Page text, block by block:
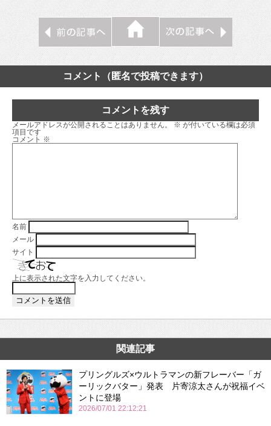
コメント（匿名で投稿できます）
コメントを残す
メールアドレスが公開されることはありません。 ※ が付いている欄は必須
項目です
コメント ※
名前
メール
サイト
上に表示された文字を入力してください。
関連記事
プリングルズ×ウルトラマンの新フレーバー「ガ
ーリックバター」発表 片寄涼太さんが祝福イベ
ントに登場
2026/07/01 22:12:21